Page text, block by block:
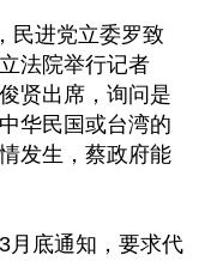
民进党立委罗致
法院举行记者
贤出席，询问是
华民国或台湾的
发生，蔡政府能
月底通知，要求代